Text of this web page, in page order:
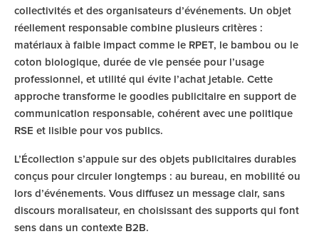
collectivités et des organisateurs d’événements. Un objet
réellement responsable combine plusieurs critères :
matériaux à faible impact comme le RPET, le bambou ou le
coton biologique, durée de vie pensée pour l’usage
professionnel, et utilité qui évite l’achat jetable. Cette
approche transforme le goodies publicitaire en support de
communication responsable, cohérent avec une politique
RSE et lisible pour vos publics.
L’Écollection s’appuie sur des objets publicitaires durables
conçus pour circuler longtemps : au bureau, en mobilité ou
lors d’événements. Vous diffusez un message clair, sans
discours moralisateur, en choisissant des supports qui font
sens dans un contexte B2B.